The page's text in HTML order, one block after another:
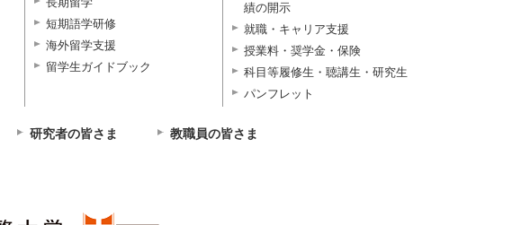
短期語学研修
海外留学支援
留学生ガイドブック
績の開示
就職・キャリア支援
授業料・奨学金・保険
科目等履修生・聴講生・研究生
パンフレット
研究者の皆さま 教職員の皆さま